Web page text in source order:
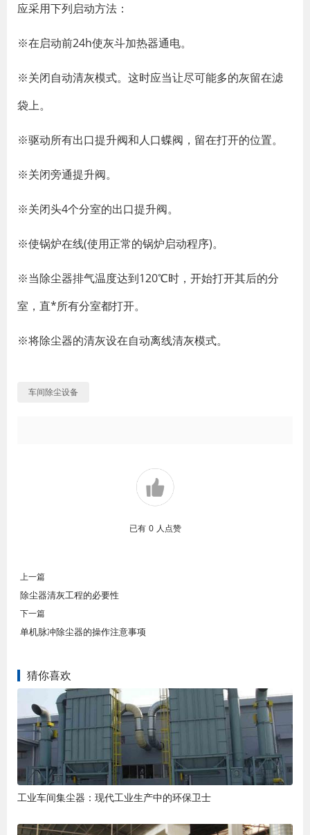
应采用下列启动方法：
※在启动前24h使灰斗加热器通电。
※关闭自动清灰模式。这时应当让尽可能多的灰留在滤
袋上。
※驱动所有出口提升阀和人口蝶阀，留在打开的位置。
※关闭旁通提升阀。
※关闭头4个分室的出口提升阀。
※使锅炉在线(使用正常的锅炉启动程序)。
※当除尘器排气温度达到120℃时，开始打开其后的分
室，直*所有分室都打开。
※将除尘器的清灰设在自动离线清灰模式。
车间除尘设备
已有 0 人点赞
上一篇
除尘器清灰工程的必要性
下一篇
单机脉冲除尘器的操作注意事项
猜你喜欢
工业车间集尘器：现代工业生产中的环保卫士